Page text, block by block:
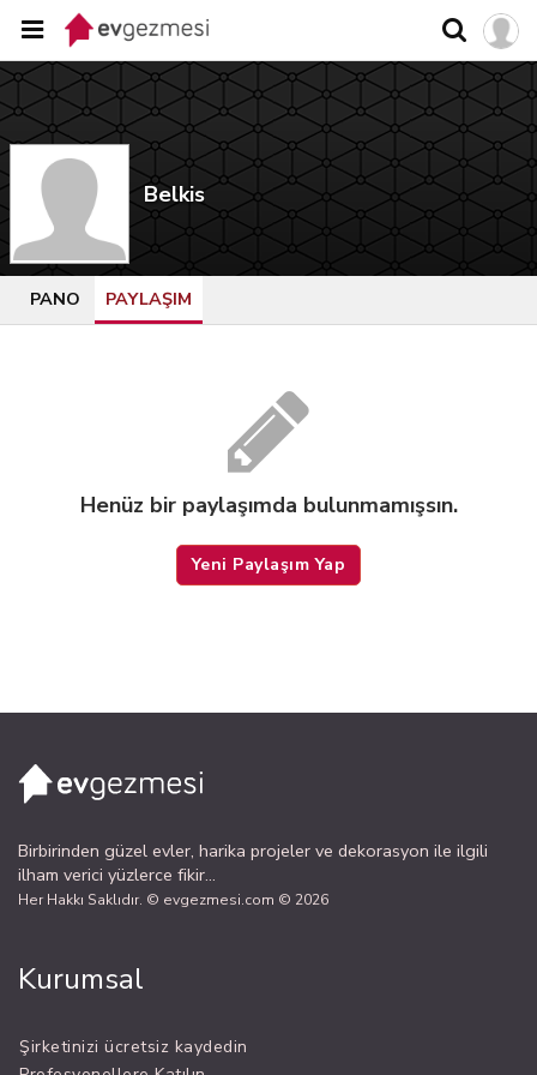
Belkis
PANO PAYLAŞIM
Henüz bir paylaşımda bulunmamışsın.
Yeni Paylaşım Yap
Birbirinden güzel evler, harika projeler ve dekorasyon ile ilgili
ilham verici yüzlerce fikir...
Her Hakkı Saklıdır. © evgezmesi.com © 2026
Kurumsal
Şirketinizi ücretsiz kaydedin